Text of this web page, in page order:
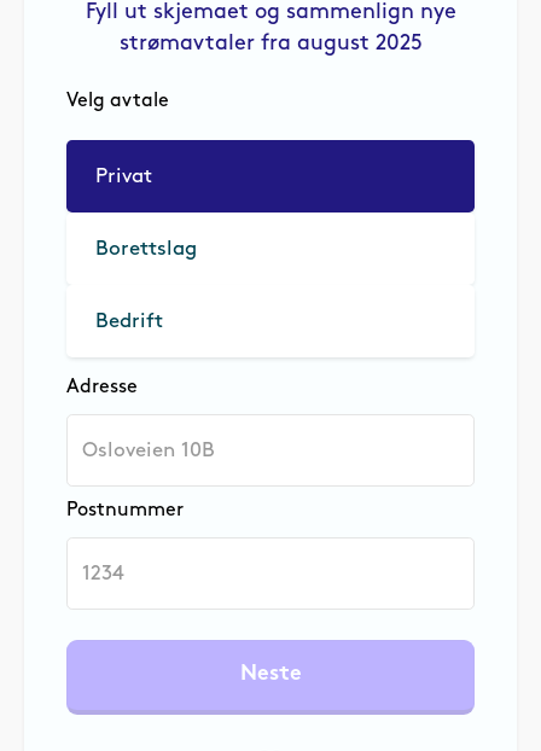
Fyll ut skjemaet og sammenlign nye
strømavtaler fra august 2025
Velg avtale
Privat
Borettslag
Bedrift
Adresse
Postnummer
Neste